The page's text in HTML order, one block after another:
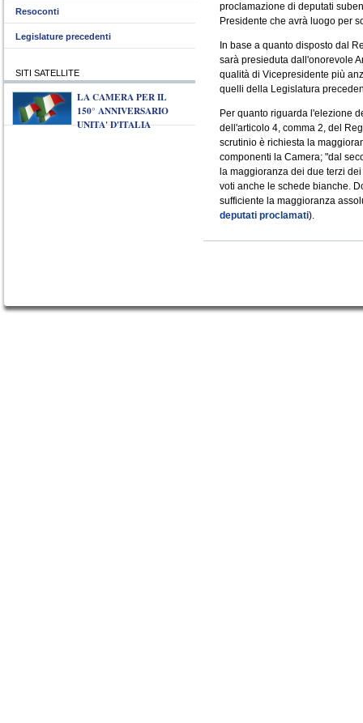
proclamazione di deputati
Presidente che avrà luogo per
In base a quanto disposto dal
sarà presieduta dall'onorevole
qualità di Vicepresidente più
quelli della Legislatura
Per quanto riguarda l'elezione
dell'articolo 4, comma 2, del
scrutinio è richiesta la
componenti la Camera; "dal
la maggioranza dei due terzi
voti anche le schede bianche.
sufficiente la maggioranza
deputati proclamati).
Resoconti
Legislature precedenti
SITI SATELLITE
LA CAMERA PER IL
150° ANNIVERSARIO
UNITA' D'ITALIA